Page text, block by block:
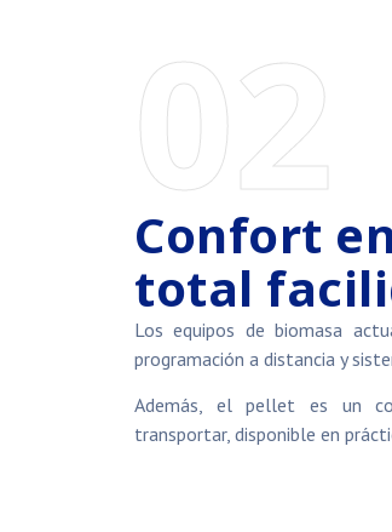
02
Confort
total
Los equipos de biomasa
programación a distancia y
Además, el pellet es un
transportar, disponible en